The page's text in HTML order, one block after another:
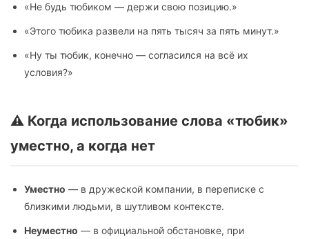
«Не будь тюбиком — держи свою позицию.»
«Этого тюбика развели на пять тысяч за пять минут.»
«Ну ты тюбик, конечно — согласился на всё их
условия?»
⚠️ Когда использование слова «тюбик»
уместно, а когда нет
Уместно — в дружеской компании, в переписке с
близкими людьми, в шутливом контексте.
Неуместно — в официальной обстановке, при